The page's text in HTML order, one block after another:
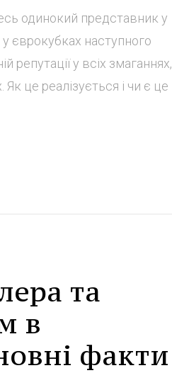
одинокий представник у
єврокубках наступного
у всіх змаганнях,
це реалізується і чи є це
та
в
факти